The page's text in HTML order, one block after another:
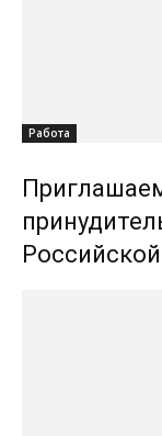
Работа